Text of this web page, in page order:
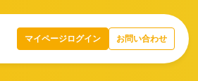
マイページログイン お問い合わせ